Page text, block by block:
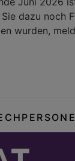
dazu noch
wurden,